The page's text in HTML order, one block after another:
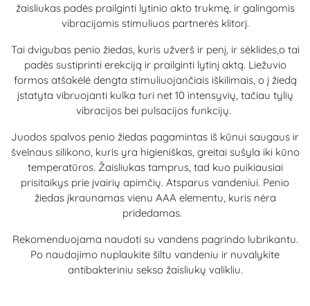
žaisliukas padės prailginti lytinio akto trukmę, ir galingomis
vibracijomis stimuliuos partnerės klitorį.
Tai dvigubas penio žiedas, kuris užverš ir penį, ir sėklides,o tai
padės sustiprinti erekciją ir prailginti lytinį aktą. Liežuvio
formos atšakėlė dengta stimuliuojančiais iškilimais, o į žiedą
įstatyta vibruojanti kulka turi net 10 intensyvių, tačiau tylių
vibracijos bei pulsacijos funkcijų.
Juodos spalvos penio žiedas pagamintas iš kūnui saugaus ir
švelnaus silikono, kuris yra higieniškas, greitai sušyla iki kūno
temperatūros. Žaisliukas tamprus, tad kuo puikiausiai
prisitaikys prie įvairių apimčių. Atsparus vandeniui. Penio
žiedas įkraunamas vienu AAA elementu, kuris nėra
pridedamas.
Rekomenduojama naudoti su vandens pagrindo lubrikantu.
Po naudojimo nuplaukite šiltu vandeniu ir nuvalykite
antibakteriniu sekso žaisliukų valikliu.